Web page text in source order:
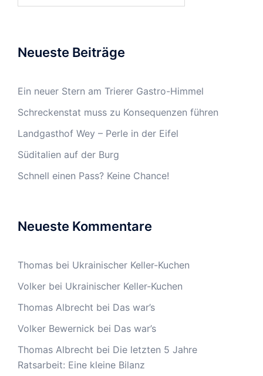
Neueste Beiträge
Ein neuer Stern am Trierer Gastro-Himmel
Schreckenstat muss zu Konsequenzen führen
Landgasthof Wey – Perle in der Eifel
Süditalien auf der Burg
Schnell einen Pass? Keine Chance!
Neueste Kommentare
Thomas bei Ukrainischer Keller-Kuchen
Volker bei Ukrainischer Keller-Kuchen
Thomas Albrecht bei Das war’s
Volker Bewernick bei Das war’s
Thomas Albrecht bei Die letzten 5 Jahre
Ratsarbeit: Eine kleine Bilanz